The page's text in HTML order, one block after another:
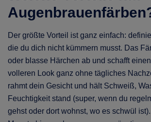
Der größte Vorteil ist ganz einfach:
die du dich nicht kümmern musst. Das
oder blasse Härchen ab und schafft
volleren Look ganz ohne tägliches
rahmt dein Gesicht und hält Schweiß,
Feuchtigkeit stand (super, wenn du
gehst oder dort wohnst, wo es schwül